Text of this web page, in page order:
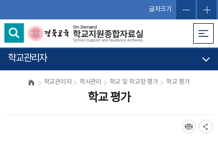
글자크기
학교관리자
학교관리자 학사관리 학교 및 학교장 평가 학교 평가
학교 평가